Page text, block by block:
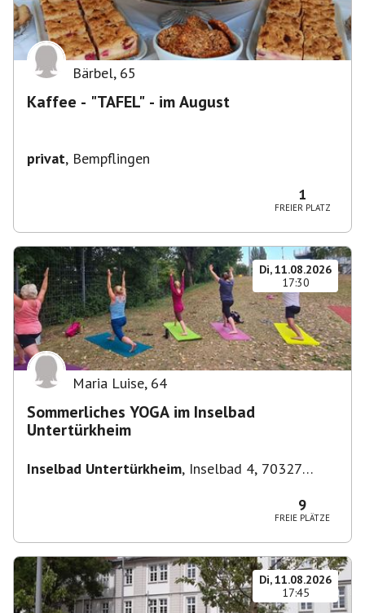
Bärbel, 65
Kaffee - "TAFEL" - im August
privat, Bempflingen
1
FREIER PLATZ
Di, 11.08.2026
17:30
Maria Luise, 64
Sommerliches YOGA im Inselbad
Untertürkheim
Inselbad Untertürkheim, Inselbad 4, 70327
9
FREIE PLÄTZE
Di, 11.08.2026
17:45